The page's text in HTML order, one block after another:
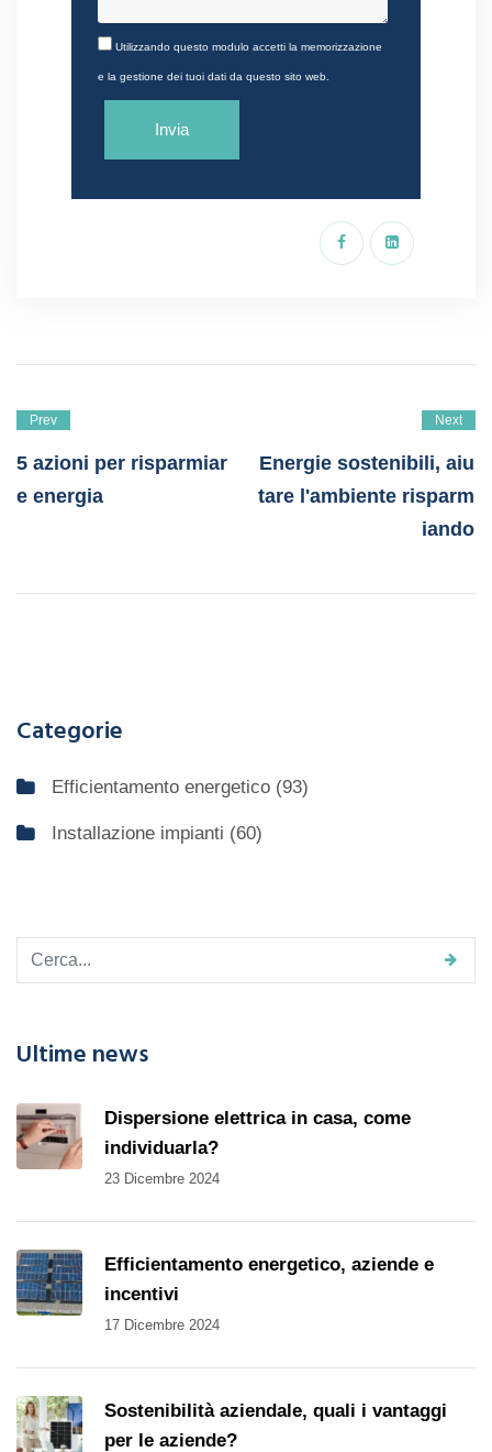
Utilizzando questo modulo accetti la memorizzazione
e la gestione dei tuoi dati da questo sito web.
Prev
5 azioni per risparmiar
e energia
Next
Energie sostenibili, aiu
tare l'ambiente risparm
iando
Categorie
Efficientamento energetico (93)
Installazione impianti (60)
Ultime news
Dispersione elettrica in casa, come
individuarla?
23 Dicembre 2024
Efficientamento energetico, aziende e
incentivi
17 Dicembre 2024
Sostenibilità aziendale, quali i vantaggi
per le aziende?